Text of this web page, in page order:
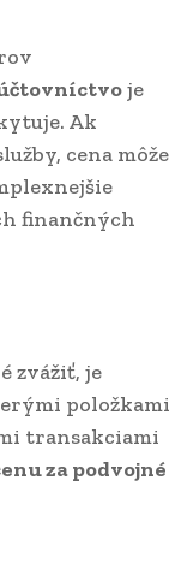
je
Ak
cena môže
finančných
zvážiť, je
položkami
transakciami
za podvojné